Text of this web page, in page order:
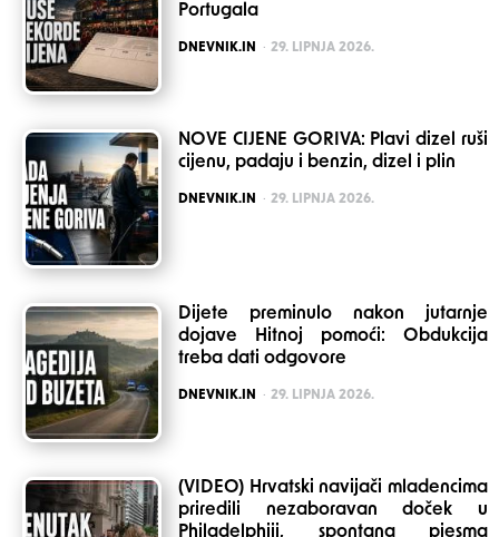
Portugala
POSTED
DNEVNIK.IN 29. LIPNJA 2026.
NOVE CIJENE GORIVA: Plavi dizel ruši
cijenu, padaju i benzin, dizel i plin
POSTED
DNEVNIK.IN 29. LIPNJA 2026.
Dijete preminulo nakon jutarnje
dojave Hitnoj pomoći: Obdukcija
treba dati odgovore
POSTED
DNEVNIK.IN 29. LIPNJA 2026.
(VIDEO) Hrvatski navijači mladencima
priredili nezaboravan doček u
Philadelphiji, spontana pjesma